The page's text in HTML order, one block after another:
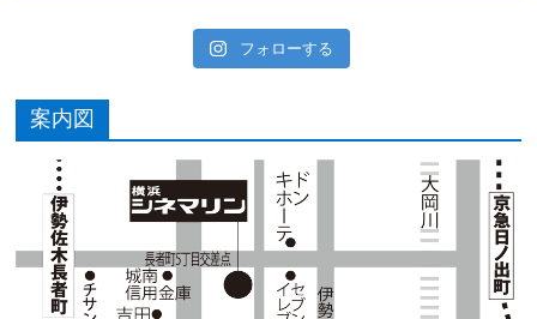
フォローする
案内図